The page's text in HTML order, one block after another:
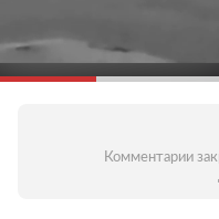
Комментарии